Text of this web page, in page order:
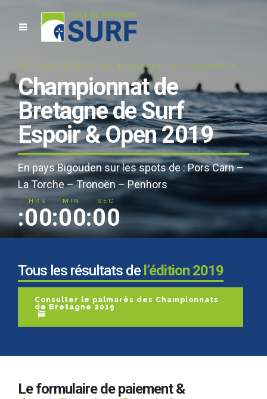
Du lundi 26 août au dimanche 1er septembre
Championnat de
Bretagne de Surf
Espoir & Open 2019
En pays Bigouden sur les spots de : Pors Carn –
La Torche – Tronoën – Penhors
:
0
0
0
0
HRS
:
0
0
0
0
MIN
:
0
0
0
0
SEC
Tous les résultats de l’édition 2019
Consulter le palmarès des Championnats
de Bretagne 2019
Le formulaire de paiement &